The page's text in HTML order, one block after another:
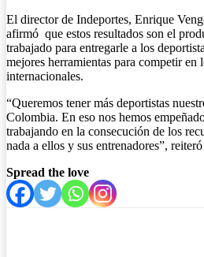
El director de Indeportes, Enrique
afirmó que estos resultados son el
trabajado para entregarle a los
mejores herramientas para competir en
internacionales.
“Queremos tener más deportistas
Colombia. En eso nos hemos
trabajando en la consecución de los
nada a ellos y sus entrenadores”,
Spread the love